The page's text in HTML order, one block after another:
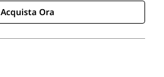
Acquista Ora